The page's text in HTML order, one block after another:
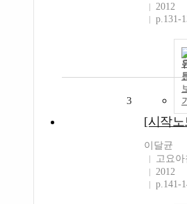
2012
p.131-
3
[시작
이달균
고요아
2012
p.141-